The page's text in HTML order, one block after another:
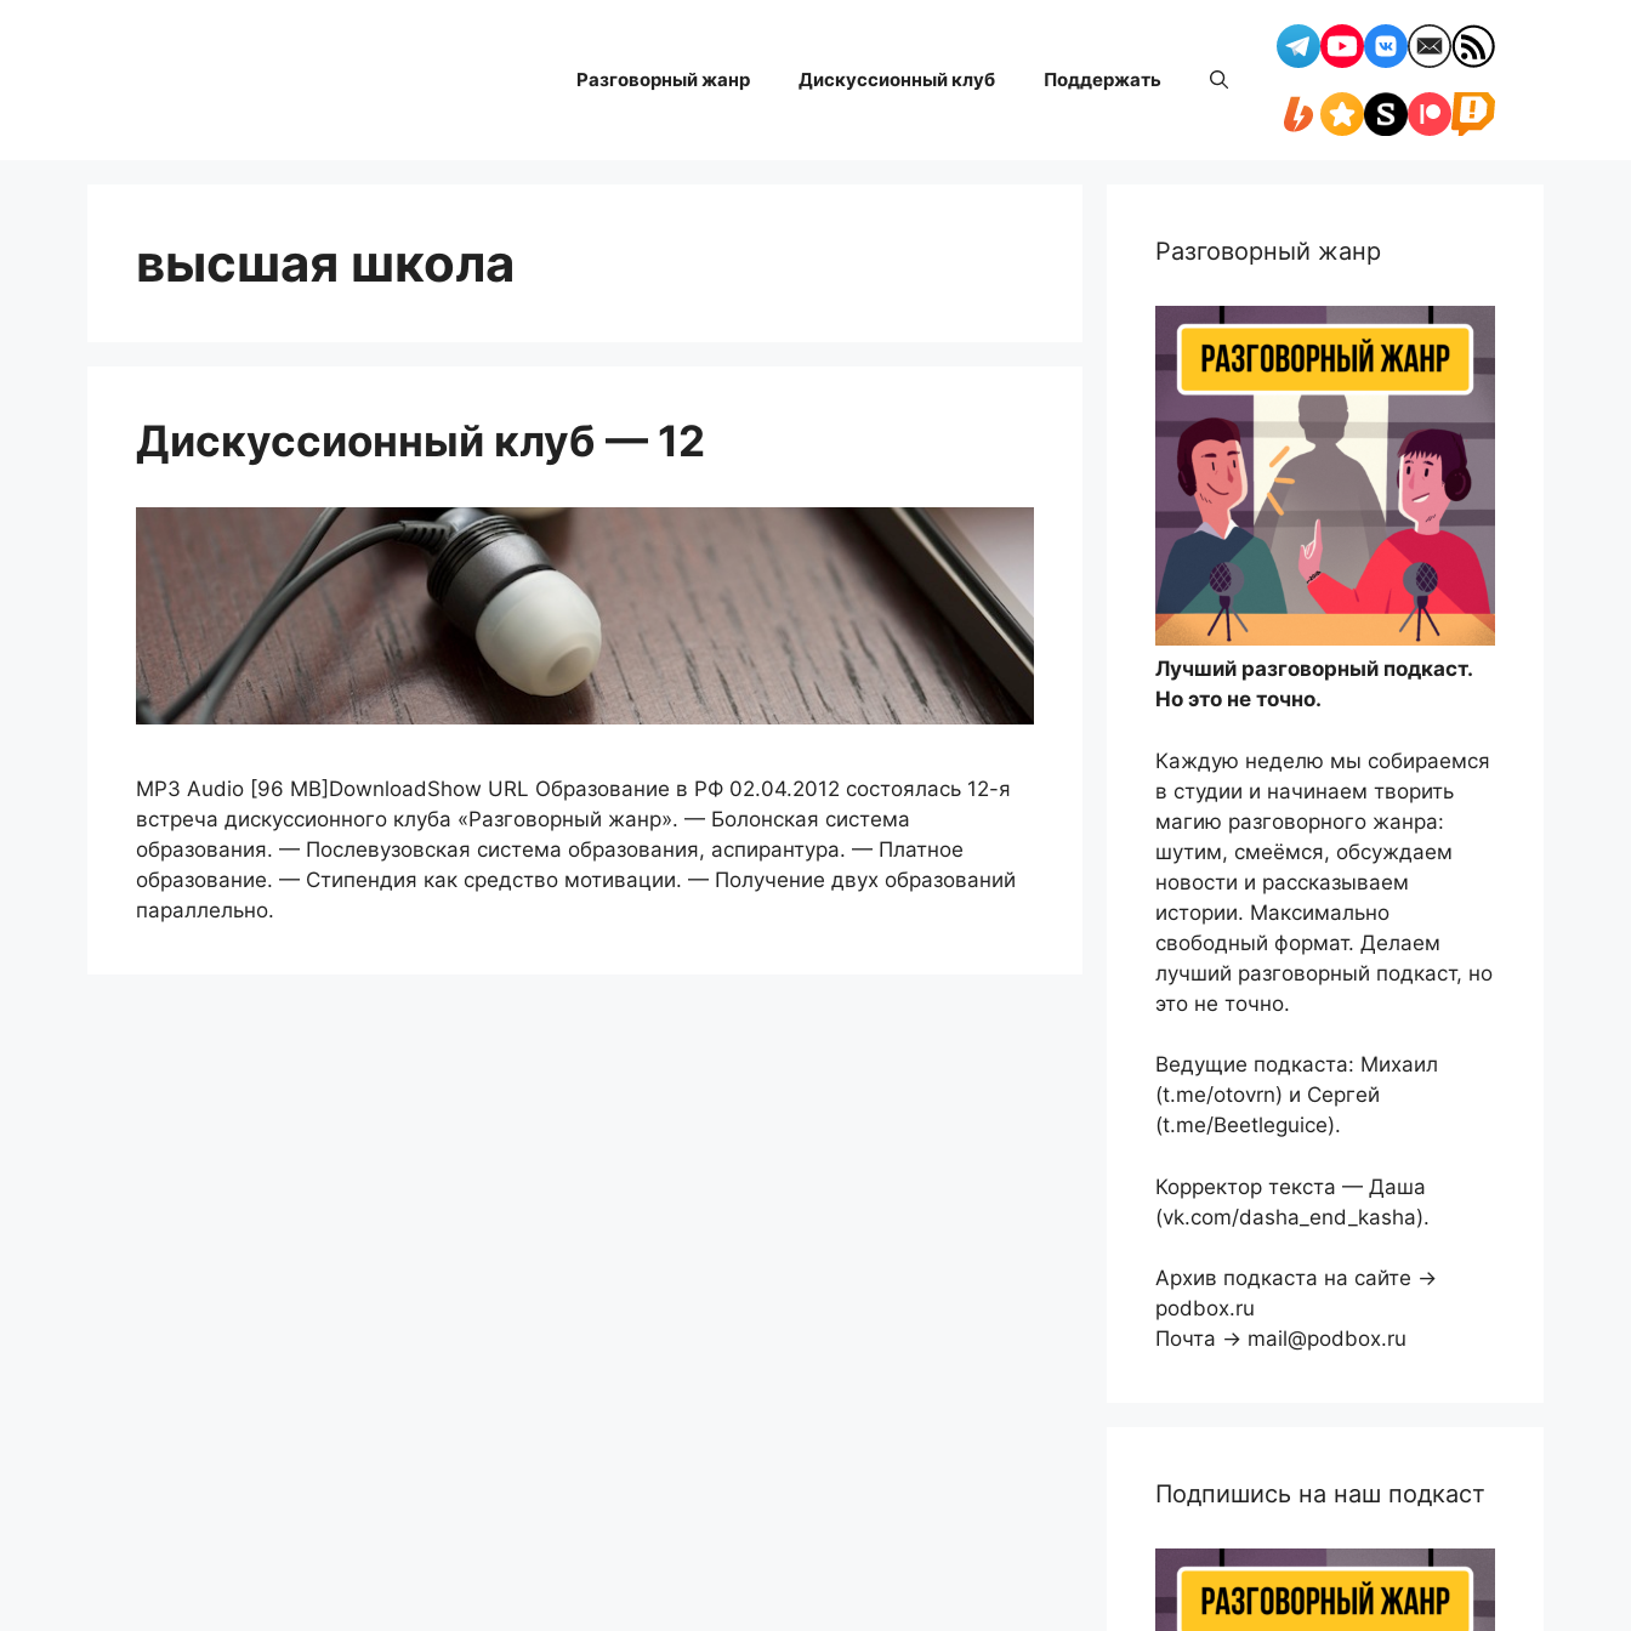
Разговорный жанр Дискуссионный клуб Поддержать
высшая школа
Дискуссионный клуб — 12
MP3 Audio [96 MB]DownloadShow URL Образование в РФ 02.04.2012 состоялась 12-я
встреча дискуссионного клуба «Разговорный жанр». — Болонская система
образования. — Послевузовская система образования, аспирантура. — Платное
образование. — Стипендия как средство мотивации. — Получение двух образований
параллельно.
Разговорный жанр
Лучший разговорный подкаст.
Но это не точно.
Каждую неделю мы собираемся
в студии и начинаем творить
магию разговорного жанра:
шутим, смеёмся, обсуждаем
новости и рассказываем
истории. Максимально
свободный формат. Делаем
лучший разговорный подкаст, но
это не точно.
Ведущие подкаста: Михаил
(t.me/otovrn) и Сергей
(t.me/Beetleguice).
Корректор текста — Даша
(vk.com/dasha_end_kasha).
Архив подкаста на сайте →
podbox.ru
Почта → mail@podbox.ru
Подпишись на наш подкаст